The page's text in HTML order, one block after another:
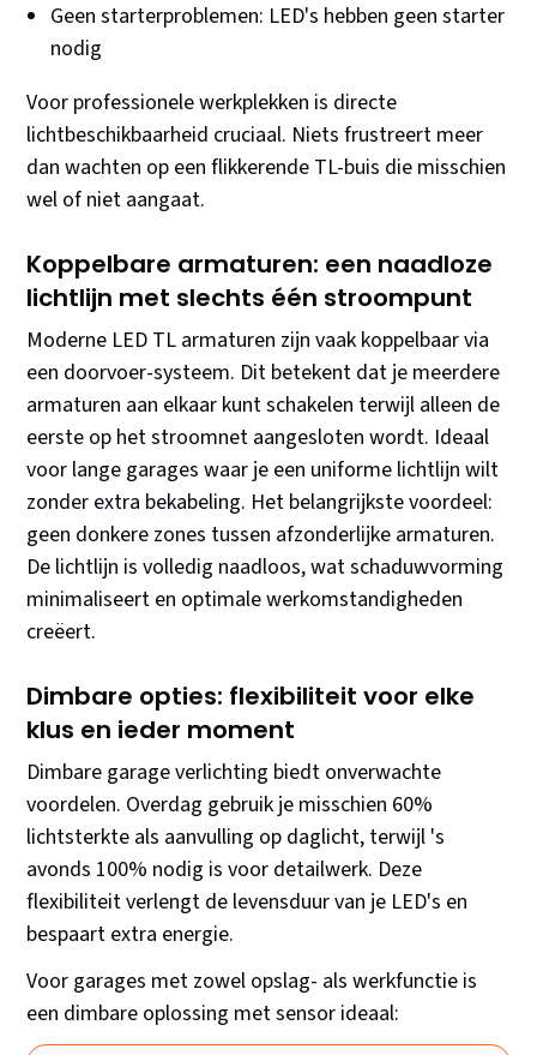
Geen starterproblemen: LED's hebben geen starter
nodig
Voor professionele werkplekken is directe
lichtbeschikbaarheid cruciaal. Niets frustreert meer
dan wachten op een flikkerende TL-buis die misschien
wel of niet aangaat.
Koppelbare armaturen: een naadloze
lichtlijn met slechts één stroompunt
Moderne LED TL armaturen zijn vaak koppelbaar via
een doorvoer-systeem. Dit betekent dat je meerdere
armaturen aan elkaar kunt schakelen terwijl alleen de
eerste op het stroomnet aangesloten wordt. Ideaal
voor lange garages waar je een uniforme lichtlijn wilt
zonder extra bekabeling. Het belangrijkste voordeel:
geen donkere zones tussen afzonderlijke armaturen.
De lichtlijn is volledig naadloos, wat schaduwvorming
minimaliseert en optimale werkomstandigheden
creëert.
Dimbare opties: flexibiliteit voor elke
klus en ieder moment
Dimbare garage verlichting biedt onverwachte
voordelen. Overdag gebruik je misschien 60%
lichtsterkte als aanvulling op daglicht, terwijl 's
avonds 100% nodig is voor detailwerk. Deze
flexibiliteit verlengt de levensduur van je LED's en
bespaart extra energie.
Voor garages met zowel opslag- als werkfunctie is
een dimbare oplossing met sensor ideaal: